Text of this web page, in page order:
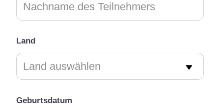
Land
Geburtsdatum